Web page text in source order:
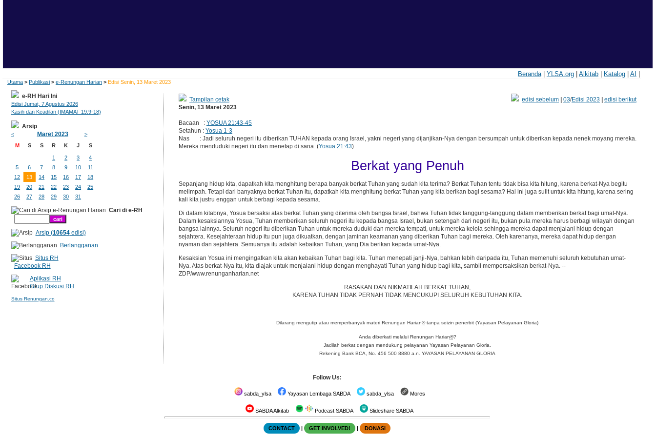
Beranda| YLSA.org| Alkitab| Katalog| AI
Utama > Publikasi > e-Renungan Harian > Edisi Senin, 13 Maret 2023
Tampilan cetak edisi sebelum| 03/Edisi 2023| edisi berikut
Senin, 13 Maret 2023
Bacaan : YOSUA 21:43-45
Setahun : Yosua 1-3
Nas : Jadi seluruh negeri itu diberikan TUHAN kepada orang Israel, yakni negeri yang dijanjikan-Nya dengan bersumpah untuk diberikan kepada nenek moyang mereka.
Mereka menduduki negeri itu dan menetap di sana. (Yosua 21:43)
Berkat yang Penuh
Sepanjang hidup kita, dapatkah kita menghitung berapa banyak berkat Tuhan yang sudah kita terima? Berkat Tuhan tentu tidak bisa kita hitung, karena berkat-Nya begitu
melimpah. Tetapi dari banyaknya berkat Tuhan itu, dapatkah kita menghitung berkat Tuhan yang kita berikan bagi sesama? Hal ini juga sulit untuk kita hitung, karena sering
kali kita justru enggan untuk berbagi kepada sesama.
Di dalam kitabnya, Yosua bersaksi atas berkat Tuhan yang diterima oleh bangsa Israel, bahwa Tuhan tidak tanggung-tanggung dalam memberikan berkat bagi umat-Nya.
Dalam kesaksiannya Yosua, Tuhan memberikan seluruh negeri itu kepada bangsa Israel, bukan setengah dari negeri itu, bukan pula mereka harus berbagi wilayah dengan
bangsa lainnya. Seluruh negeri itu diberikan Tuhan untuk mereka duduki dan mereka tempati, untuk mereka kelola sehingga mereka dapat menjalani hidup dengan
sejahtera. Kesejahteraan hidup itu pun juga dikuatkan, dengan jaminan keamanan yang diberikan Tuhan bagi mereka. Oleh karenanya, mereka dapat hidup dengan
nyaman dan sejahtera. Semuanya itu adalah kebaikan Tuhan, yang Dia berikan kepada umat-Nya.
Kesaksian Yosua ini mengingatkan kita akan kebaikan Tuhan bagi kita. Tuhan menepati janji-Nya, bahkan lebih daripada itu, Tuhan memenuhi seluruh kebutuhan umat-
Nya. Atas berkat-Nya itu, kita diajak untuk menjalani hidup dengan menghayati Tuhan yang hidup bagi kita, sambil mempersaksikan berkat-Nya. --
ZDP/www.renunganharian.net
RASAKAN DAN NIKMATILAH BERKAT TUHAN,
KARENA TUHAN TIDAK PERNAH TIDAK MENCUKUPI SELURUH KEBUTUHAN KITA.
Dilarang mengutip atau memperbanyak materi Renungan Harian®tanpa seizin penerbit (Yayasan Pelayanan Gloria)
Anda diberkati melalui Renungan Harian®?
Jadilah berkat dengan mendukung pelayanan Yayasan Pelayanan Gloria.
Rekening Bank BCA, No. 456 500 8880 a.n. YAYASAN PELAYANAN GLORIA
e-RH Hari Ini
Edisi Jumat, 7 Agustus 2026
Kasih dan Keadilan (IMAMAT 19:9-18)
Arsip
< Maret 2023
>
M
S S R K J S
1 2 3
4
5
6 7 8 9 10
11
12
13 14 15 16 17
18
19
20 21 22 23 24
25
26
27 28 29 30 31
Cari di e-RH
Arsip (10654edisi)
Berlangganan
Situs RH
Facebook RH
Aplikasi RH
Grup Diskusi RH
Situs Renungan.co
Follow Us:
sabda_ylsa Yayasan Lembaga SABDA sabda_ylsa Mores
SABDA Alkitab Podcast SABDA Slideshare SABDA
CONTACT | GET INVOLVED! | DONASI